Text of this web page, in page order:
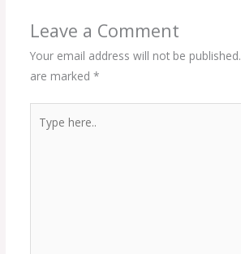
Leave a Comment
Your email address will not be published.
are marked *
here..